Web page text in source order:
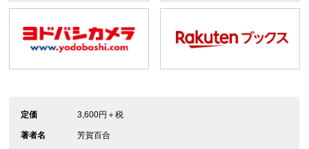
定価 3,600円＋税
著者名 芳賀百合